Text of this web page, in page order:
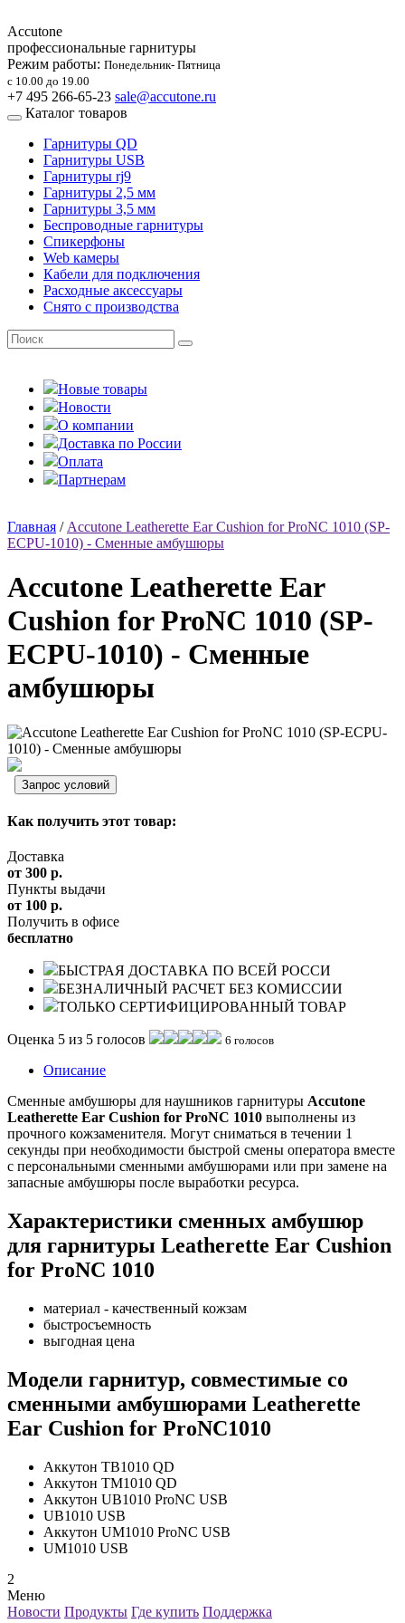
Accutone
профессиональные гарнитуры
Режим работы: Понедельник- Пятница
с 10.00 до 19.00
+7 495 266-65-23 sale@accutone.ru
Каталог товаров
Гарнитуры QD
Гарнитуры USB
Гарнитуры rj9
Гарнитуры 2,5 мм
Гарнитуры 3,5 мм
Беспроводные гарнитуры
Спикерфоны
Web камеры
Кабели для подключения
Расходные аксессуары
Снято с производства
Новые товары
Новости
О компании
Доставка по России
Оплата
Партнерам
Главная / Accutone Leatherette Ear Cushion for ProNC 1010 (SP-
ECPU-1010) - Сменные амбушюры
Accutone Leatherette Ear
Cushion for ProNC 1010 (SP-
ECPU-1010) - Сменные
амбушюры
Как получить этот товар:
Доставка
от 300 р.
Пункты выдачи
от 100 р.
Получить в офисе
бесплатно
БЫСТРАЯ ДОСТАВКА ПО ВСЕЙ РОССИ
БЕЗНАЛИЧНЫЙ РАСЧЕТ БЕЗ КОМИССИИ
ТОЛЬКО СЕРТИФИЦИРОВАННЫЙ ТОВАР
Оценка 5 из 5 голосов 6 голосов
Описание
Сменные амбушюры для наушников гарнитуры Accutone
Leatherette Ear Cushion for ProNC 1010 выполнены из
прочного кожзаменителя. Могут сниматься в течении 1
секунды при необходимости быстрой смены оператора вместе
с персональными сменными амбушюрами или при замене на
запасные амбушюры после выработки ресурса.
Характеристики сменных амбушюр
для гарнитуры Leatherette Ear Cushion
for ProNC 1010
материал - качественный кожзам
быстросъемность
выгодная цена
Модели гарнитур, совместимые со
сменными амбушюрами Leatherette
Ear Cushion for ProNC1010
Аккутон TB1010 QD
Аккутон TM1010 QD
Аккутон UB1010 ProNC USB
UB1010 USB
Аккутон UM1010 ProNC USB
UM1010 USB
2
Меню
Новости Продукты Где купить Поддержка